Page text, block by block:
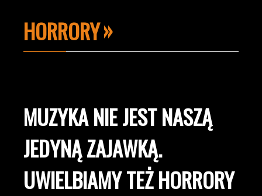
HORRORY
MUZYKA NIE JEST NASZĄ
JEDYNĄ ZAJAWKĄ.
UWIELBIAMY TEŻ HORRORY